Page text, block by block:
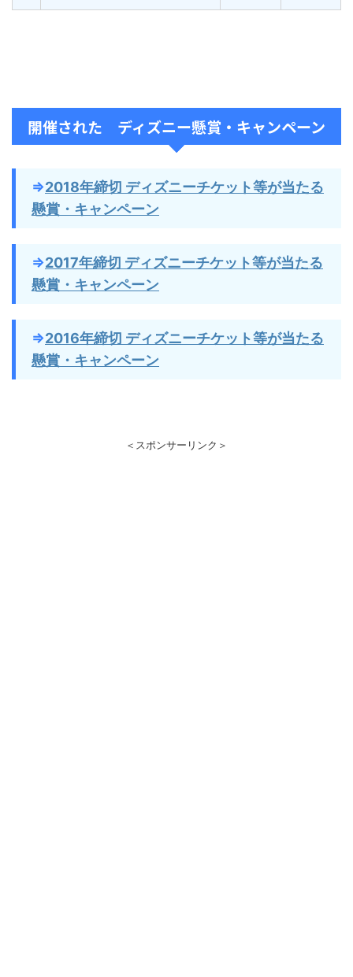
開催された ディズニー懸賞・キャンペーン
⇒2018年締切 ディズニーチケット等が当たる
懸賞・キャンペーン
⇒2017年締切 ディズニーチケット等が当たる
懸賞・キャンペーン
⇒2016年締切 ディズニーチケット等が当たる
懸賞・キャンペーン
＜スポンサーリンク＞